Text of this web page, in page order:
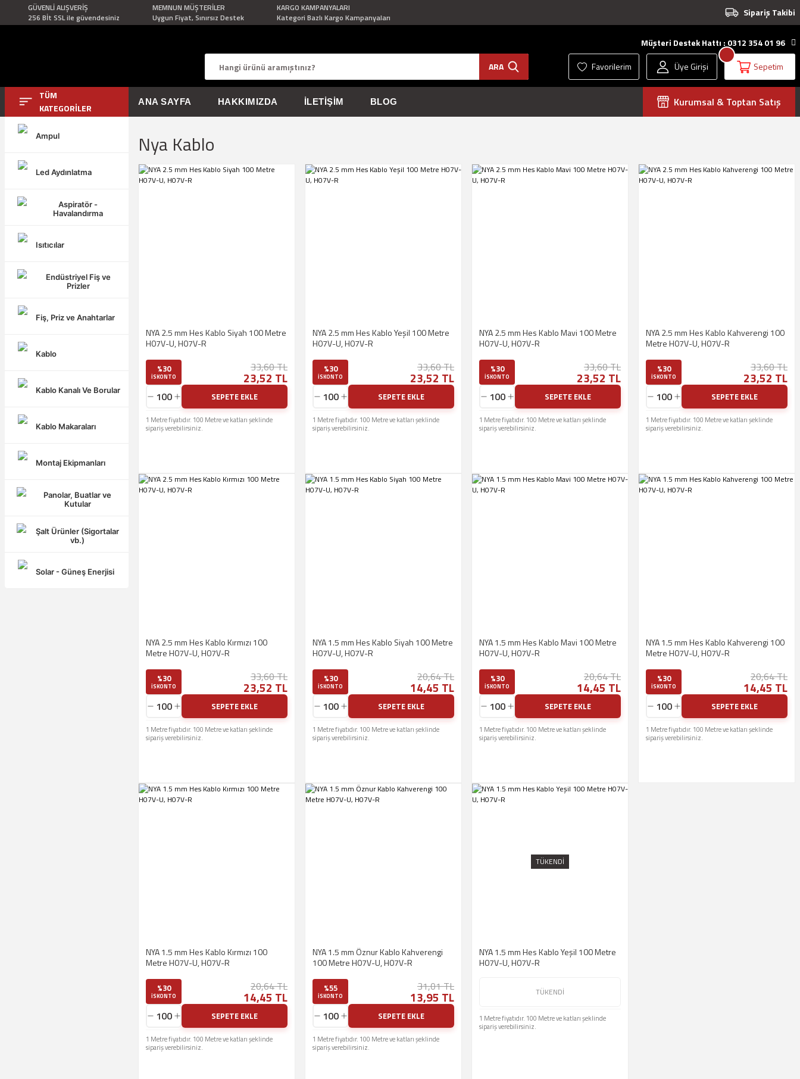
GÜVENLİ ALIŞVERİŞ
256 Bİt SSL ile güvendesiniz
MEMNUN MÜŞTERİLER
Uygun Fiyat, Sınırsız Destek
KARGO KAMPANYALARI
Kategori Bazlı Kargo Kampanyaları
Sipariş Takibi
Müşteri Destek Hattı : 0312 354 01 96
ARA
Favorilerim Üye Girişi Sepetim
TÜM
KATEGORİLER
Ampul
Led Aydınlatma
Aspiratör -
Havalandırma
Isıtıcılar
Endüstriyel Fiş ve
Prizler
Fiş, Priz ve Anahtarlar
Kablo
Kablo Kanalı Ve Borular
Kablo Makaraları
Montaj Ekipmanları
Panolar, Buatlar ve
Kutular
Şalt Ürünler (Sigortalar
vb.)
Solar - Güneş Enerjisi
ANA SAYFA HAKKIMIZDA İLETIŞIM BLOG Kurumsal & Toptan Satış
Ürün Grupları
Ampul
Aspiratör - Havalandırma
Endüstriyel Fiş ve Prizler
Kablo Kanalı Ve Borular
Kablo Makaraları
Montaj Ekipmanları
Panolar, Buatlar ve Kutular
Şalt Ürünler (Sigortalar vb.)
Solar - Güneş Enerjisi
Nya Kablo
NYA 2.5 mm Hes Kablo Siyah 100 Metre
H07V-U, H07V-R
%30
ISKONTO
33,60 TL
23,52 TL
SEPETE EKLE
1 Metre fiyatıdır. 100 Metre ve katları şeklinde
sipariş verebilirsiniz.
NYA 2.5 mm Hes Kablo Yeşil 100 Metre
H07V-U, H07V-R
%30
ISKONTO
33,60 TL
23,52 TL
SEPETE EKLE
1 Metre fiyatıdır. 100 Metre ve katları şeklinde
sipariş verebilirsiniz.
NYA 2.5 mm Hes Kablo Mavi 100 Metre
H07V-U, H07V-R
%30
ISKONTO
33,60 TL
23,52 TL
SEPETE EKLE
1 Metre fiyatıdır. 100 Metre ve katları şeklinde
sipariş verebilirsiniz.
NYA 2.5 mm Hes Kablo Kahverengi 100
Metre H07V-U, H07V-R
%30
ISKONTO
33,60 TL
23,52 TL
SEPETE EKLE
1 Metre fiyatıdır. 100 Metre ve katları şeklinde
sipariş verebilirsiniz.
NYA 2.5 mm Hes Kablo Kırmızı 100
Metre H07V-U, H07V-R
%30
ISKONTO
33,60 TL
23,52 TL
SEPETE EKLE
1 Metre fiyatıdır. 100 Metre ve katları şeklinde
sipariş verebilirsiniz.
NYA 1.5 mm Hes Kablo Siyah 100 Metre
H07V-U, H07V-R
%30
ISKONTO
20,64 TL
14,45 TL
SEPETE EKLE
1 Metre fiyatıdır. 100 Metre ve katları şeklinde
sipariş verebilirsiniz.
NYA 1.5 mm Hes Kablo Mavi 100 Metre
H07V-U, H07V-R
%30
ISKONTO
20,64 TL
14,45 TL
SEPETE EKLE
1 Metre fiyatıdır. 100 Metre ve katları şeklinde
sipariş verebilirsiniz.
NYA 1.5 mm Hes Kablo Kahverengi 100
Metre H07V-U, H07V-R
%30
ISKONTO
20,64 TL
14,45 TL
SEPETE EKLE
1 Metre fiyatıdır. 100 Metre ve katları şeklinde
sipariş verebilirsiniz.
NYA 1.5 mm Hes Kablo Kırmızı 100
Metre H07V-U, H07V-R
%30
ISKONTO
20,64 TL
14,45 TL
SEPETE EKLE
1 Metre fiyatıdır. 100 Metre ve katları şeklinde
sipariş verebilirsiniz.
NYA 1.5 mm Öznur Kablo Kahverengi
100 Metre H07V-U, H07V-R
%55
ISKONTO
31,01 TL
13,95 TL
SEPETE EKLE
1 Metre fiyatıdır. 100 Metre ve katları şeklinde
sipariş verebilirsiniz.
TÜKENDİ
NYA 1.5 mm Hes Kablo Yeşil 100 Metre
H07V-U, H07V-R
TÜKENDİ
1 Metre fiyatıdır. 100 Metre ve katları şeklinde
sipariş verebilirsiniz.